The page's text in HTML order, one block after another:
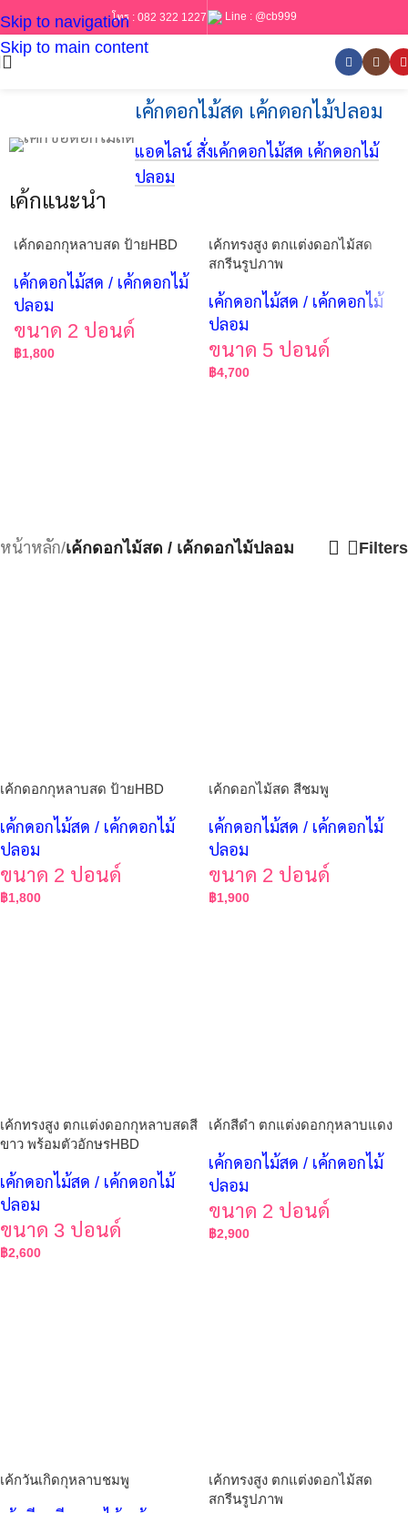
Skip to navigation
Skip to main content
โทร : 082 322 1227 Line : @cb999
เค้กดอกไม้สด เค้กดอกไม้ปลอม
แอดไลน์ สั่งเค้กดอกไม้สด เค้กดอกไม้
ปลอม
เค้กแนะนำ
เค้กดอกกุหลาบสด ป้ายHBD
เค้กดอกไม้สด / เค้กดอกไม้
ปลอม
ขนาด 2 ปอนด์
฿1,800
เค้กทรงสูง ตกแต่งดอกไม้สด
สกรีนรูปภาพ
เค้กดอกไม้สด / เค้กดอกไม้
ปลอม
ขนาด 5 ปอนด์
฿4,700
หน้าหลัก/เค้กดอกไม้สด / เค้กดอกไม้ปลอม Filters
เค้กดอกกุหลาบสด ป้ายHBD
เค้กดอกไม้สด / เค้กดอกไม้
ปลอม
ขนาด 2 ปอนด์
฿1,800
เค้กดอกไม้สด สีชมพู
เค้กดอกไม้สด / เค้กดอกไม้
ปลอม
ขนาด 2 ปอนด์
฿1,900
เค้กทรงสูง ตกแต่งดอกกุหลาบสดสี
ขาว พร้อมตัวอักษรHBD
เค้กดอกไม้สด / เค้กดอกไม้
ปลอม
ขนาด 3 ปอนด์
฿2,600
เค้กสีดำ ตกแต่งดอกกุหลาบแดง
เค้กดอกไม้สด / เค้กดอกไม้
ปลอม
ขนาด 2 ปอนด์
฿2,900
เค้กวันเกิดกุหลาบชมพู
เค้กทรงสูง ตกแต่งดอกไม้สด
สกรีนรูปภาพ